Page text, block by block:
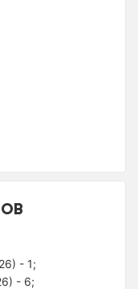
- 1;
- 6;